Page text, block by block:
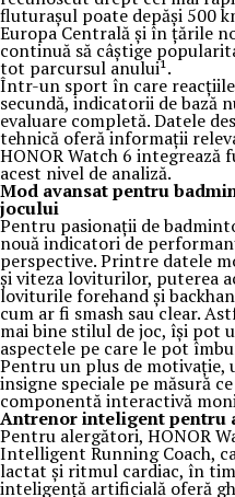
fluturașul poate depăși 500
Europa Centrală și în țările
continuă să câștige
tot parcursul anului¹.
Într-un sport în care
secundă, indicatorii de bază
evaluare completă. Datele
tehnică oferă informații
HONOR Watch 6
acest nivel de analiză.
Mod avansat pentru
jocului
Pentru pasionații de
nouă indicatori de
perspective. Printre datele
și viteza loviturilor, puterea
loviturile forehand și
cum ar fi smash sau clear.
mai bine stilul de joc, își pot
aspectele pe care le pot
Pentru un plus de
insigne speciale pe măsură
componentă interactivă
Antrenor inteligent pentru
Pentru alergători, HONOR
Intelligent Running Coach,
lactat și ritmul cardiac, în
inteligență artificială oferă